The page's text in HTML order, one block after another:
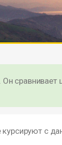
. Он сравнивает
с